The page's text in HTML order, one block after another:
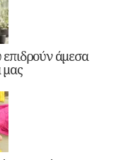
άμεσα
μας